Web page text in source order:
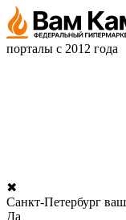
порталы с 2012 года
✖
Санкт-Петербург
Да